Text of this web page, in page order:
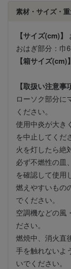
素材・サイズ・
【サイズ(cm)】
おはぎ部分：巾
【箱サイズ(cm)】
【取扱い注意事
ローソク部分に
ください。
使用中炎が大き
を中止してくだ
火を灯したら絶
必ず不燃性の皿
を確認して使用
燃えやすいもの
でください。
空調機などの風
ださい。
燃焼中、消火直
手を触れないよ
いでください。